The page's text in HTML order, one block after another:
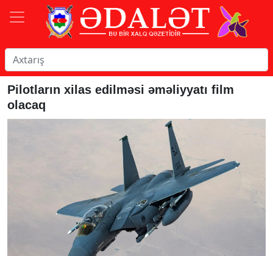
Pilotların xilas edilməsi əməliyyatı film
olacaq